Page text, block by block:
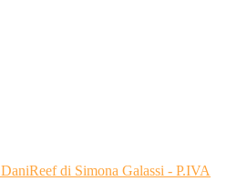
DaniReef di Simona Galassi - P.IVA